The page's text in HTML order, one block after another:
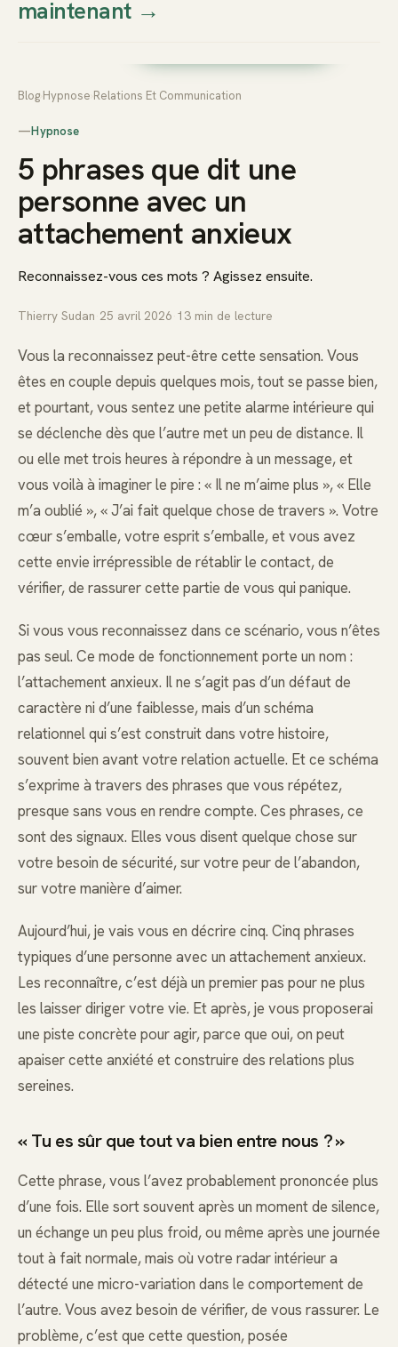
Thierry
Prendre rendez-vous dès
maintenant→
Blog Hypnose Relations Et Communication
—Hypnose
5 phrases que dit une
personne avec un
attachement anxieux
Reconnaissez-vous ces mots ? Agissez ensuite.
Thierry Sudan 25 avril 2026 13 min de lecture
Vous la reconnaissez peut-être cette sensation. Vous
êtes en couple depuis quelques mois, tout se passe bien,
et pourtant, vous sentez une petite alarme intérieure qui
se déclenche dès que l’autre met un peu de distance. Il
ou elle met trois heures à répondre à un message, et
vous voilà à imaginer le pire : « Il ne m’aime plus », « Elle
m’a oublié », « J’ai fait quelque chose de travers ». Votre
cœur s’emballe, votre esprit s’emballe, et vous avez
cette envie irrépressible de rétablir le contact, de
vérifier, de rassurer cette partie de vous qui panique.
Si vous vous reconnaissez dans ce scénario, vous n’êtes
pas seul. Ce mode de fonctionnement porte un nom :
l’attachement anxieux. Il ne s’agit pas d’un défaut de
caractère ni d’une faiblesse, mais d’un schéma
relationnel qui s’est construit dans votre histoire,
souvent bien avant votre relation actuelle. Et ce schéma
s’exprime à travers des phrases que vous répétez,
presque sans vous en rendre compte. Ces phrases, ce
sont des signaux. Elles vous disent quelque chose sur
votre besoin de sécurité, sur votre peur de l’abandon,
sur votre manière d’aimer.
Aujourd’hui, je vais vous en décrire cinq. Cinq phrases
typiques d’une personne avec un attachement anxieux.
Les reconnaître, c’est déjà un premier pas pour ne plus
les laisser diriger votre vie. Et après, je vous proposerai
une piste concrète pour agir, parce que oui, on peut
apaiser cette anxiété et construire des relations plus
sereines.
« Tu es sûr que tout va bien entre nous ? »
Cette phrase, vous l’avez probablement prononcée plus
d’une fois. Elle sort souvent après un moment de silence,
un échange un peu plus froid, ou même après une journée
tout à fait normale, mais où votre radar intérieur a
détecté une micro-variation dans le comportement de
l’autre. Vous avez besoin de vérifier, de vous rassurer. Le
problème, c’est que cette question, posée